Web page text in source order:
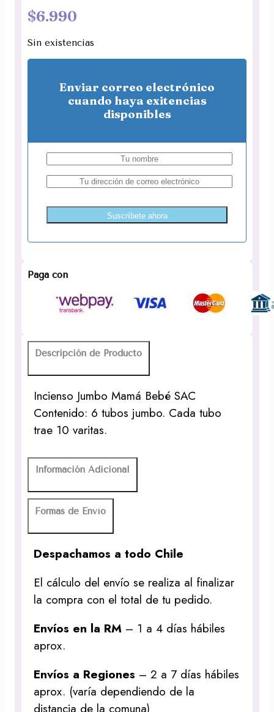
$6.990
Sin existencias
Enviar correo electrónico
cuando haya exitencias
disponibles
Suscríbete ahora
Paga con
Descripción de Producto
Incienso Jumbo Mamá Bebé SAC
Contenido: 6 tubos jumbo. Cada tubo
trae 10 varitas.
Información Adicional
Formas de Envío
Despachamos a todo Chile
El cálculo del envío se realiza al finalizar
la compra con el total de tu pedido.
Envíos en la RM – 1 a 4 días hábiles
aprox.
Envíos a Regiones – 2 a 7 días hábiles
aprox. (varía dependiendo de la
distancia de la comuna)